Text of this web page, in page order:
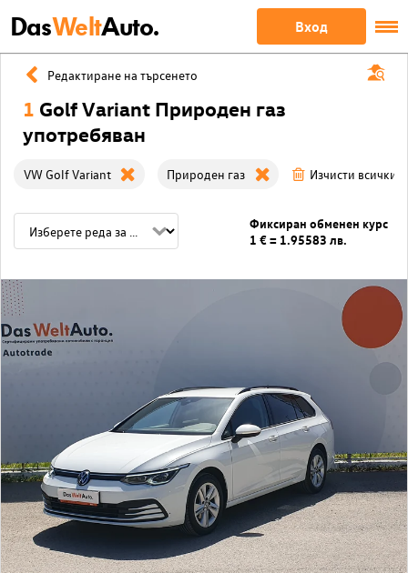
DasWeltAuto. Вход
Редактиране на търсенето
1 Golf Variant Природен газ
употребяван
VW Golf Variant Природен газ Изчисти всички
Фиксиран обменен курс
1 € = 1.95583 лв.